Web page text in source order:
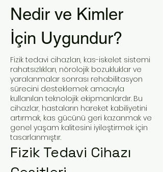
Nedir ve Kimler
İçin Uygundur?
Fizik tedavi cihazları, kas-iskelet sistemi
rahatsızlıkları, nörolojik bozukluklar ve
yaralanmalar sonrası rehabilitasyon
sürecini desteklemek amacıyla
kullanılan teknolojik ekipmanlardır. Bu
cihazlar, hastaların hareket kabiliyetini
artırmak, kas gücünü geri kazanmak ve
genel yaşam kalitesini iyileştirmek için
tasarlanmıştır.
Fizik Tedavi Cihazı